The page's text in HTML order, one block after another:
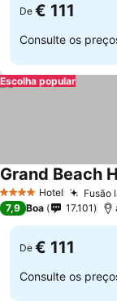
De € 111
Consulte os
Escolha popular
4 EstrelasHotel Fusão
Grand Beach
7,9 Boa 17.101
De € 111
Consulte os